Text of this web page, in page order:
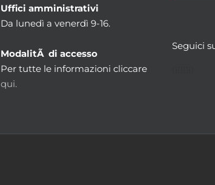
Uffici amministrativi
Da lunedì a venerdì 9-16.
ModalitÃ di accesso
Per tutte le informazioni cliccare
qui.
Seguici